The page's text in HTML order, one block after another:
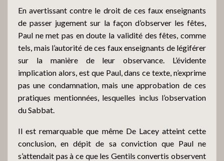
En avertissant contre le droit de ces faux enseignants
de passer jugement sur la façon d’observer les fêtes,
Paul ne met pas en doute la validité des fêtes, comme
tels, mais l’autorité de ces faux enseignants de légiférer
sur la manière de leur observance. L’évidente
implication alors, est que Paul, dans ce texte, n’exprime
pas une condamnation, mais une approbation de ces
pratiques mentionnées, lesquelles inclus l’observation
du Sabbat.
Il est remarquable que même De Lacey atteint cette
conclusion, en dépit de sa conviction que Paul ne
s’attendait pas à ce que les Gentils convertis observent